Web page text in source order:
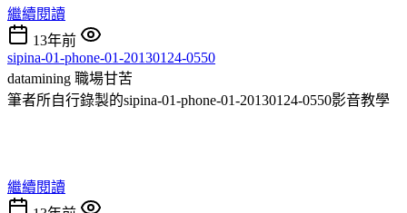
繼續閱讀
13年前
sipina-01-phone-01-20130124-0550
datamining 職場甘苦
筆者所自行錄製的sipina-01-phone-01-20130124-0550影音教學
繼續閱讀